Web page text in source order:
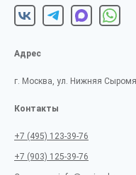
Адрес
г. Москва, ул. Нижняя
Контакты
+7 (495) 123-39-76
+7 (903) 125-39-76